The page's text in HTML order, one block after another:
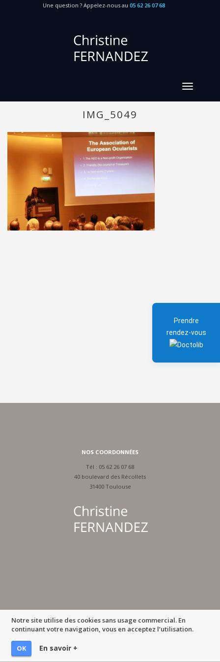
Notre site utilise des cookies sans usage commercial. En
continuant votre navigation, vous en acceptez l’utilisation.
OK En savoir +
Une question ? Appelez-nous au05 62 26 07 68
IMG_5049
NOS COORDONNÉES
Tél : 05 62 26 07 68
40 boulevard des Récollets
31400 Toulouse
Prendre
rendez-vous
MENTIONS LÉGALES